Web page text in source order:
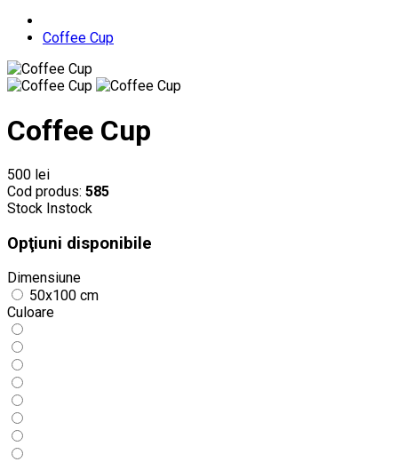
Coffee Cup
Coffee Cup
500 lei
Cod produs: 585
Stock Instock
Opţiuni disponibile
Dimensiune
50x100 cm
Culoare